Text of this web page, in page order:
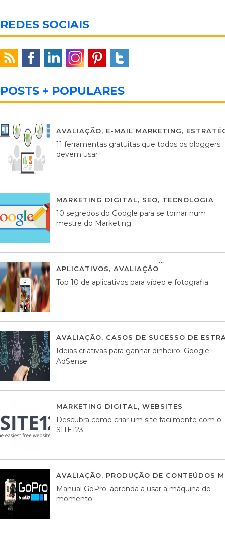
REDES SOCIAIS
POSTS + POPULARES
AVALIAÇÃO, E-MAIL MARKETING,
11 ferramentas gratuitas que todos os bloggers
devem usar
MARKETING DIGITAL, SEO, TECNOLOGIA
10 segredos do Google para se tornar num
mestre do Marketing
APLICATIVOS, AVALIAÇÃO
Top 10 de aplicativos para vídeo e fotografia
AVALIAÇÃO, CASOS DE SUCESSO DE
Ideias criativas para ganhar dinheiro: Google
AdSense
MARKETING DIGITAL, WEBSITES
Descubra como criar um site facilmente com o
SITE123
AVALIAÇÃO, PRODUÇÃO DE CONTEÚDOS
Manual GoPro: aprenda a usar a máquina do
momento